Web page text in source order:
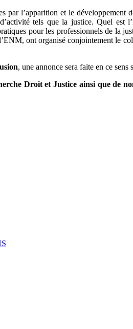
par l’apparition et le
tels que la justice. Quel
pour les professionnels de la
ont organisé conjointement le
, une annonce sera faite en ce
Droit et Justice ainsi que de